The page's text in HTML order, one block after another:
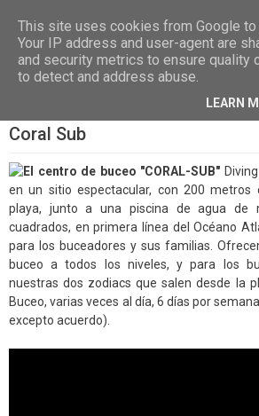
Las, Calle las Jarcias, 4, 38670 CDTCA, Tenerife
Coral Sub
El centro de buceo "CORAL-SUB"
en un sitio espectacular, con 200 metros
playa, junto a una piscina de agua de
cuadrados, en primera línea del Océano
para los buceadores y sus familias.
buceo a todos los niveles, y para los
nuestras dos zodiacs que salen desde la
Buceo, varias veces al día, 6 días por
excepto acuerdo).
This site uses cookies from Google
Your IP address and user-agent are
and security metrics to ensure quality
to detect and address abuse.
LEARN